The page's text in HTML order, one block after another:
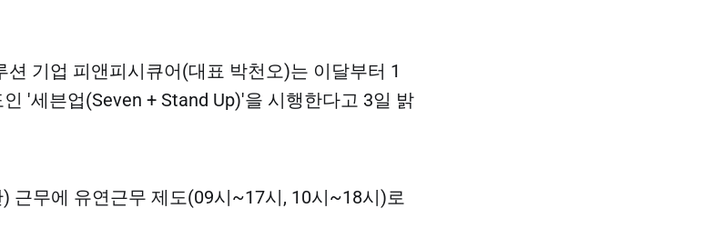
션 기업 피앤피시큐어(대표 박천오)는 이달부터 1
'세븐업(Seven + Stand Up)'을 시행한다고 3일 밝
근무에 유연근무 제도(09시~17시, 10시~18시)로